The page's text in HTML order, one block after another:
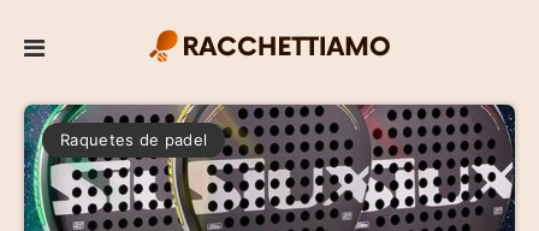
Raquetes de padel